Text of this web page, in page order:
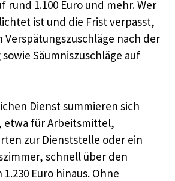
rund 1.100 Euro und mehr. Wer
ist und die Frist verpasst,
nach der
Säumniszuschläge auf
Dienst summieren sich
etwa für Arbeitsmittel,
zur Dienststelle oder ein
schnell über den
Euro hinaus. Ohne